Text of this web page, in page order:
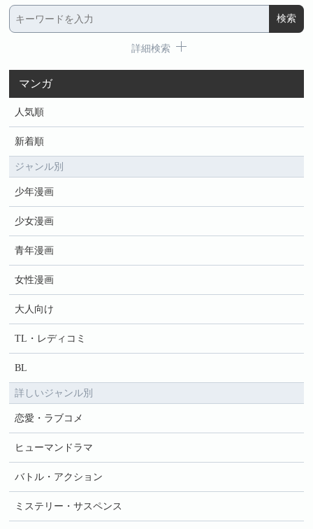
詳細検索
マンガ
人気順
新着順
ジャンル別
少年漫画
少女漫画
青年漫画
女性漫画
大人向け
TL・レディコミ
BL
詳しいジャンル別
恋愛・ラブコメ
ヒューマンドラマ
バトル・アクション
ミステリー・サスペンス